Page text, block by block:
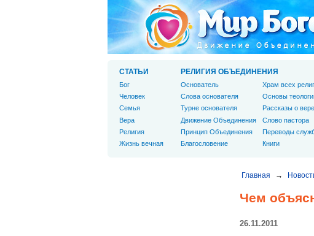
Главная →
Чем
26.11.2011
СТАТЬИ
Бог
Человек
Cемья
Вера
Религия
Жизнь вечная
РЕЛИГИЯ ОБЪЕДИНЕНИЯ
Основатель
Слова основателя
Турне основателя
Движение Объединения
Принцип Объединения
Благословение
Храм всех
Основы
Рассказы о вере
Слово пастора
Переводы
Книги